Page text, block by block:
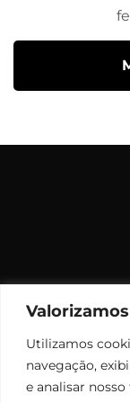
Utilizamos
navegação,
e analisar